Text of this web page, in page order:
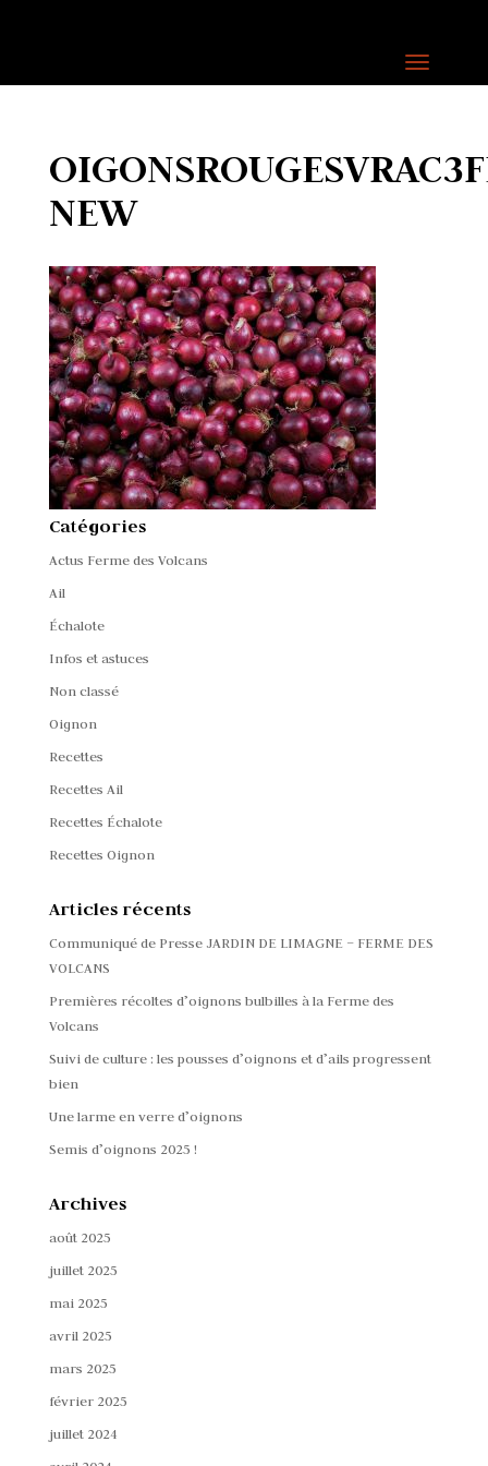
NEW
Catégories
Actus Ferme des Volcans
Ail
Échalote
Infos et astuces
Non classé
Oignon
Recettes
Recettes Ail
Recettes Échalote
Recettes Oignon
Articles récents
Communiqué de Presse JARDIN DE LIMAGNE – FERME DES
VOLCANS
Premières récoltes d’oignons bulbilles à la Ferme des
Volcans
Suivi de culture : les pousses d’oignons et d’ails progressent
bien
Une larme en verre d’oignons
Semis d’oignons 2025 !
Archives
août 2025
juillet 2025
mai 2025
avril 2025
mars 2025
février 2025
juillet 2024